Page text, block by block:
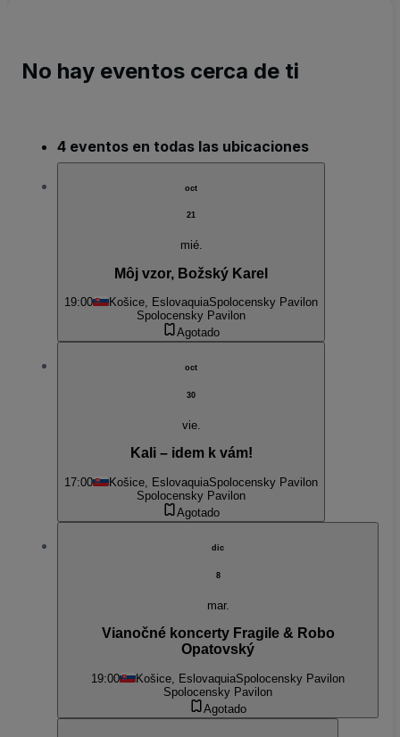
No hay eventos cerca de ti
4 eventos en todas las ubicaciones
oct
21
mié.
Môj vzor, Božský Karel
19:00 Košice, EslovaquiaSpolocensky Pavilon
Spolocensky Pavilon
Agotado
oct
30
vie.
Kali – idem k vám!
17:00 Košice, EslovaquiaSpolocensky Pavilon
Spolocensky Pavilon
Agotado
dic
8
mar.
Vianočné koncerty Fragile & Robo
Opatovský
19:00 Košice, EslovaquiaSpolocensky Pavilon
Spolocensky Pavilon
Agotado